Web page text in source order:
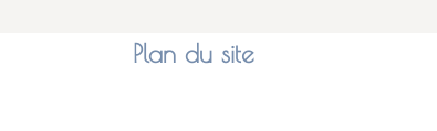
Plan du site